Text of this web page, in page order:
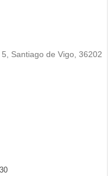
Santiago de Vigo, 36202